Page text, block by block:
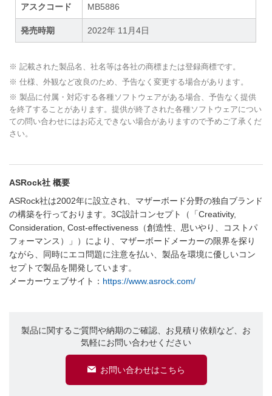
アスクコード MB5886
発売時期 2022年 11月4日
※ 記載された製品名、社名等は各社の商標または登録商標です。
※ 仕様、外観など改良のため、予告なく変更する場合があります。
※ 製品に付属・対応する各種ソフトウェアがある場合、予告なく提供
を終了することがあります。提供が終了された各種ソフトウェアについ
ての問い合わせにはお応えできない場合がありますので予めご了承くだ
さい。
ASRock社 概要
ASRock社は2002年に設立され、マザーボード分野の独自ブランド
の構築を行っております。3C設計コンセプト（「Creativity,
Consideration, Cost-effectiveness（創造性、思いやり、コストパ
フォーマンス）」）により、マザーボードメーカーの限界を探り
ながら、同時にエコ問題に注意を払い、製品を環境に優しいコン
セプトで製品を開発しています。
メーカーウェブサイト： https://www.asrock.com/
製品に関するご質問や納期のご確認、お見積り依頼など、お
気軽にお問い合わせください
お問い合わせはこちら